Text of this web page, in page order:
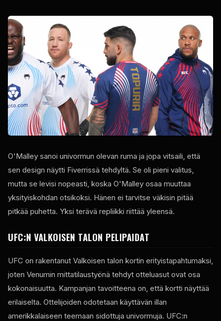
O'Malley sanoi univormun olevan ruma ja jopa vitsaili, että
sen design näytti Fiverrissä tehdyltä. Se oli pieni valitus,
mutta se levisi nopeasti, koska O'Malley osaa muuttaa
yksityiskohdan otsikoksi. Hänen ei tarvitse väkisin pitää
pitkää puhetta. Yksi terävä repliikki riittää yleensä.
UFC:N VALKOISEN TALON PELIPAIDAT
UFC on rakentanut Valkoisen talon kortin erityistapahtumaksi,
joten Venumin mittatilaustyönä tehdyt otteluasut ovat osa
kokonaisuutta. Kampanjan tavoitteena on, että kortti näyttää
erilaiselta. Ottelijoiden odotetaan käyttävän illan
amerikkalaiseen teemaan sidottuja univormuja. UFC:n